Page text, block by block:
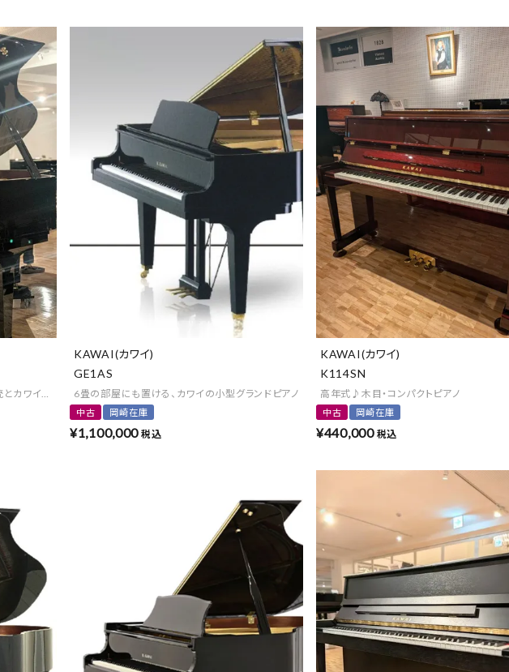
カワイの技術が織りなす限定モデル
KAWAI(カワイ)
GE1AS
6畳の部屋にも置ける、カワイの小型グランドピアノ
中古 岡崎在庫
¥1,100,000 税込
KAWAI(カワイ)
K114SN
高年式♪木目・コンパクトピアノ
中古 岡崎在庫
¥440,000 税込